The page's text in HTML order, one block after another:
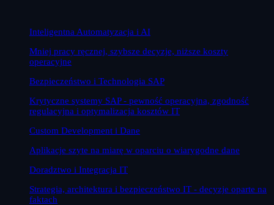
Inteligentna Automatyzacja i AI
Mniej pracy ręcznej, szybsze decyzje, niższe koszty
operacyjne
Bezpieczeństwo i Technologia SAP
Krytyczne systemy SAP - pewność operacyjna, zgodność
regulacyjna i optymalizacja kosztów IT
Custom Development i Dane
Aplikacje szyte na miarę w oparciu o wiarygodne dane
Doradztwo i Integracja IT
Strategia, architektura i bezpieczeństwo IT - decyzje oparte na
faktach